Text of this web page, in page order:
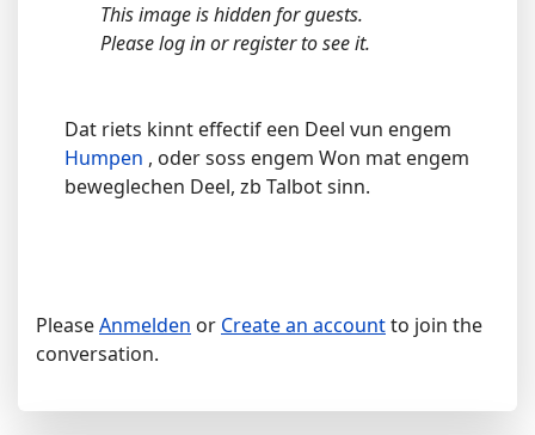
This image is hidden for guests.
Please log in or register to see it.
Dat riets kinnt effectif een Deel vun engem
Humpen , oder soss engem Won mat engem
beweglechen Deel, zb Talbot sinn.
PleaseAnmelden or Create an accountto join the
conversation.